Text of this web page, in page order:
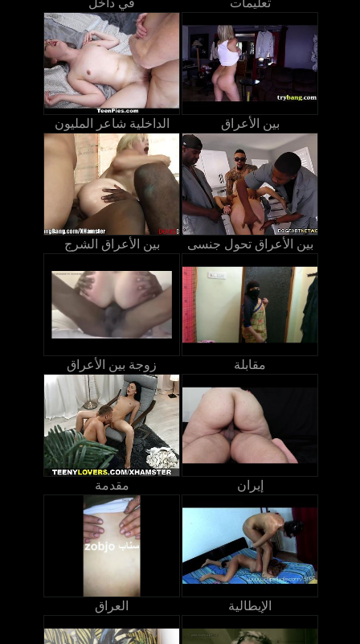
في داخل تعليمات
الداخلية شاعر المليون بين الأعراق
بين الأعراق الشرج بين الأعراق تحول جنسى
زوجة بين الأعراق مقابلة
مقدمة إيران
العراق الإيطالية